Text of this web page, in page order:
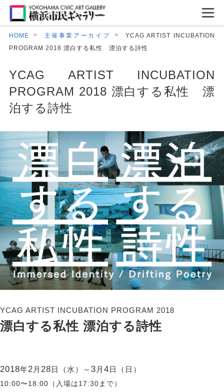
HOME 主催事業アーカイブ
YCAG ARTIST INCUBATION
PROGRAM 2018 漂白する私性 漂泊する詩性
YCAG ARTIST INCUBATION
PROGRAM 2018 漂白する私性 漂
泊する詩性
YCAG ARTIST INCUBATION PROGRAM 2018
漂白する私性 漂泊する詩性
2018年2 月 28日（水）～ 3 月 4日（日）
10:00〜18:00（入場は17:30まで）